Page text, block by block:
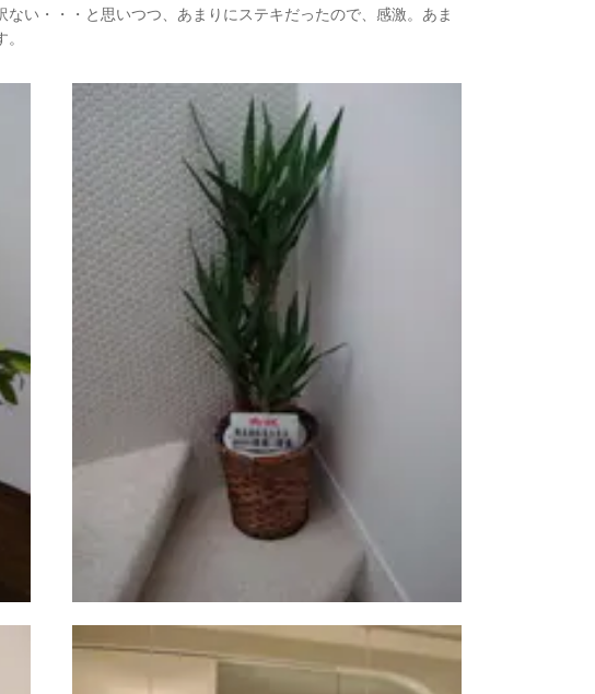
い・・・と思いつつ、あまりにステキだったので、感激。あま